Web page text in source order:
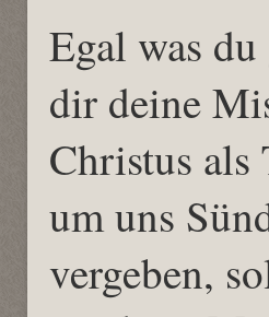
Egal was
dir deine
Christus als
um uns
vergeben,